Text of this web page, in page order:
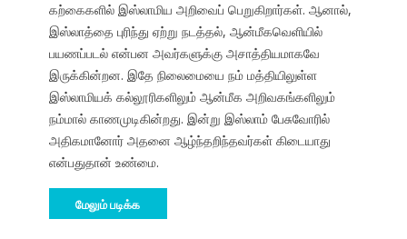
கற்கைகளில் இஸ்லாமிய அறிவைப் பெறுகிறார்கள். ஆனால்,
இஸ்லாத்தை புரிந்து ஏற்று நடத்தல், ஆன்மீகவெளியில்
பயணப்படல் என்பன அவர்களுக்கு அசாத்தியமாகவே
இருக்கின்றன. இதே நிலைமையை நம் மத்தியிலுள்ள
இஸ்லாமியக் கல்லூரிகளிலும் ஆன்மீக அறிவகங்களிலும்
நம்மால் காணமுடிகின்றது. இன்று இஸ்லாம் பேசுவோரில்
அதிகமானோர் அதனை ஆழ்ந்தறிந்தவர்கள் கிடையாது
என்பதுதான் உண்மை.
மேலும் படிக்க